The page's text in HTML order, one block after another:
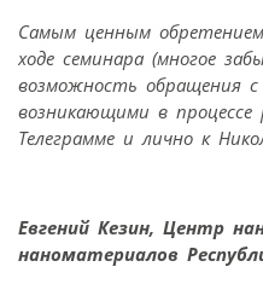
Самым ценным
ходе семинара (многое
возможность обращения с
возникающими в
Телеграмме и лично к
Евгений Кезин, Центр
наноматериалов